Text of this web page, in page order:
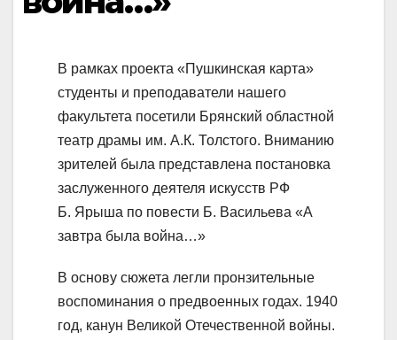
В рамках проекта «Пушкинская карта»
студенты и преподаватели нашего
факультета посетили Брянский областной
театр драмы им. А.К. Толстого. Вниманию
зрителей была представлена постановка
заслуженного деятеля искусств РФ
Б. Ярыша по повести Б. Васильева «А
завтра была война…»
В основу сюжета легли пронзительные
воспоминания о предвоенных годах. 1940
год, канун Великой Отечественной войны.